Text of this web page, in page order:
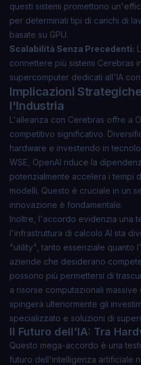
questi sistemi promettono
per determinati tipi di carichi di
basate su GPU.
Scalabilità Senza Precedenti:
connettere più sistemi Cerebras
supercomputer dedicati all'IA
Implicazioni
l'Industria
L'alleanza con Cerebras offre a
competitivo significativo.
hardware e investendo in
WSE, OpenAI riduce la
potenzialmente accelera i tempi
modelli. Questo è cruciale in un
innovazione è fondamentale.
Inoltre, l'accordo evidenzia una
l'infrastruttura di calcolo AI sta
"utility", tanto essenziale quanto
aziende che desiderano
possono più permettersi di
a risorse computazionali
spingerà ulteriormente gli
specializzato e soluzioni di
Il Futuro dell'IA: Tra
Questo mega-accordo è una
futuro dell'intelligenza artificiale